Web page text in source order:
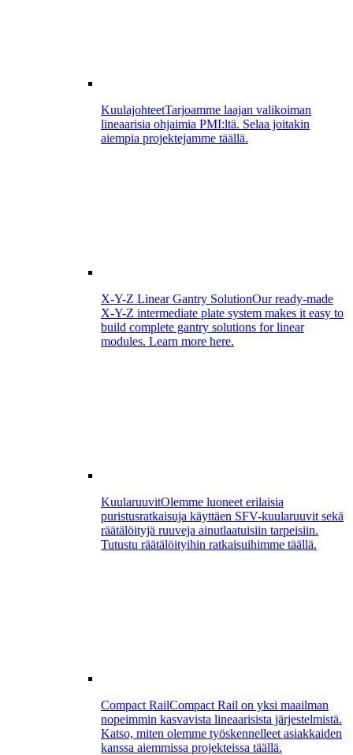
KuulajohteetTarjoamme laajan valikoiman
lineaarisia ohjaimia PMI:ltä. Selaa joitakin
aiempia projektejamme täällä.
X-Y-Z Linear Gantry SolutionOur ready-made
X-Y-Z intermediate plate system makes it easy to
build complete gantry solutions for linear
modules. Learn more here.
KuularuuvitOlemme luoneet erilaisia
puristusratkaisuja käyttäen SFV-kuularuuvit sekä
räätälöityjä ruuveja ainutlaatuisiin tarpeisiin.
Tutustu räätälöityihin ratkaisuihimme täällä.
Compact RailCompact Rail on yksi maailman
nopeimmin kasvavista lineaarisista järjestelmistä.
Katso, miten olemme työskennelleet asiakkaiden
kanssa aiemmissa projekteissa täällä.